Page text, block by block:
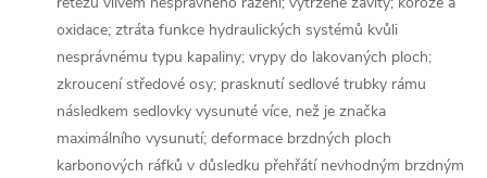
oxidace; ztráta funkce hydraulických systémů kvůli
nesprávnému typu kapaliny; vrypy do lakovaných ploch;
zkroucení středové osy; prasknutí sedlové trubky rámu
následkem sedlovky vysunuté více, než je značka
maximálního vysunutí; deformace brzdných ploch
karbonových ráfků v důsledku přehřátí nevhodným brzdným